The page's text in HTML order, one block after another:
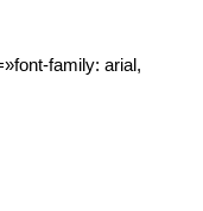
family: arial,